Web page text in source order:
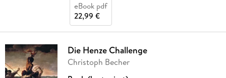
eBook pdf
22,99 €
Die Henze Challenge
Christoph Becher